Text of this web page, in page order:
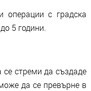
операции с градска
5 години.
стреми да създаде
да се превърне в